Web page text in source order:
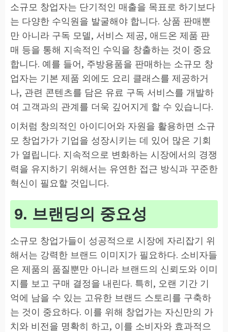
소규모 창업자는 단기적인 매출을 목표로 하기보다
는 다양한 수익원을 발굴해야 합니다. 상품 판매뿐
만 아니라 구독 모델, 서비스 제공, 애드온 제품 판
매 등을 통해 지속적인 수익을 창출하는 것이 중요
합니다. 예를 들어, 주방용품을 판매하는 소규모 창
업자는 기본 제품 외에도 요리 클래스를 제공하거
나, 관련 콘텐츠를 담은 유료 구독 서비스를 개발하
여 고객과의 관계를 더욱 깊어지게 할 수 있습니다.
이처럼 창의적인 아이디어와 자원을 활용하면 소규
모 창업가가 기업을 성장시키는 데 있어 많은 기회
가 열립니다. 지속적으로 변화하는 시장에서의 경쟁
력을 유지하기 위해서는 유연한 접근 방식과 꾸준한
혁신이 필요할 것입니다.
9. 브랜딩의 중요성
소규모 창업가들이 성공적으로 시장에 자리잡기 위
해서는 강력한 브랜드 이미지가 필요하다. 소비자들
은 제품의 품질뿐만 아니라 브랜드의 신뢰도와 이미
지를 보고 구매 결정을 내린다. 특히, 오랜 기간 기
억에 남을 수 있는 고유한 브랜드 스토리를 구축하
는 것이 중요하다. 이를 위해 창업가는 자신만의 가
치와 비전을 명확히 하고, 이를 소비자와 효과적으